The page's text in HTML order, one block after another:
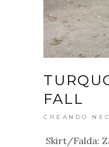
FALL
CREANDO
Skirt/Falda: